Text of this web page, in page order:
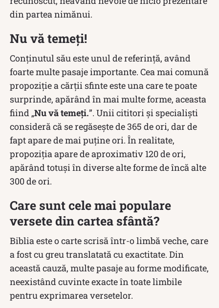
din partea nimănui.
Nu vă temeți!
Conținutul său este unul de referință, având
foarte multe pasaje importante. Cea mai comună
propoziție a cărții sfinte este una care te poate
surprinde, apărând în mai multe forme, aceasta
fiind „Nu vă temeți.”. Unii cititori și specialiști
consideră că se regăsește de 365 de ori, dar de
fapt apare de mai puține ori. În realitate,
propoziția apare de aproximativ 120 de ori,
apărând totuși în diverse alte forme de încă alte
300 de ori.
Care sunt cele mai populare
versete din cartea sfântă?
Biblia este o carte scrisă într-o limbă veche, care
a fost cu greu translatată cu exactitate. Din
această cauză, multe pasaje au forme modificate,
neexistând cuvinte exacte în toate limbile
pentru exprimarea versetelor.